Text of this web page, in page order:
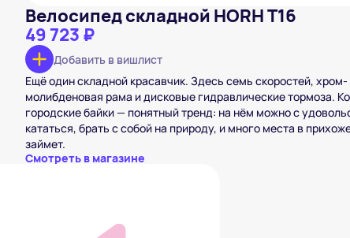
Велосипед складной HORH T16
49 723 ₽
Добавить в вишлист
Ещё один складной красавчик. Здесь семь скоростей, хром-
молибденовая рама и дисковые гидравлические тормоза.
городские байки — понятный тренд: на нём можно с
кататься, брать с собой на природу, и много места в
займет.
Смотреть в магазине